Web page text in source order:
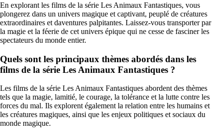
En explorant les films de la série Les Animaux Fantastiques, vous
plongerez dans un univers magique et captivant, peuplé de créatures
extraordinaires et daventures palpitantes. Laissez-vous transporter par
la magie et la féerie de cet univers épique qui ne cesse de fasciner les
spectateurs du monde entier.
Quels sont les principaux thèmes abordés dans les
films de la série Les Animaux Fantastiques ?
Les films de la série Les Animaux Fantastiques abordent des thèmes
tels que la magie, lamitié, le courage, la tolérance et la lutte contre les
forces du mal. Ils explorent également la relation entre les humains et
les créatures magiques, ainsi que les enjeux politiques et sociaux du
monde magique.